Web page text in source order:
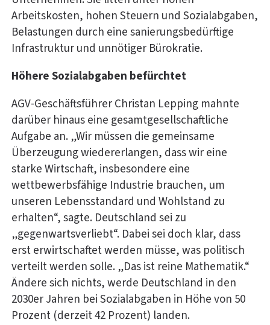
Arbeitskosten, hohen Steuern und Sozialabgaben,
Belastungen durch eine sanierungsbedürftige
Infrastruktur und unnötiger Bürokratie.
Höhere Sozialabgaben befürchtet
AGV-Geschäftsführer Christan Lepping mahnte
darüber hinaus eine gesamtgesellschaftliche
Aufgabe an. „Wir müssen die gemeinsame
Überzeugung wiedererlangen, dass wir eine
starke Wirtschaft, insbesondere eine
wettbewerbsfähige Industrie brauchen, um
unseren Lebensstandard und Wohlstand zu
erhalten“, sagte. Deutschland sei zu
„gegenwartsverliebt“. Dabei sei doch klar, dass
erst erwirtschaftet werden müsse, was politisch
verteilt werden solle. „Das ist reine Mathematik.“
Ändere sich nichts, werde Deutschland in den
2030er Jahren bei Sozialabgaben in Höhe von 50
Prozent (derzeit 42 Prozent) landen.